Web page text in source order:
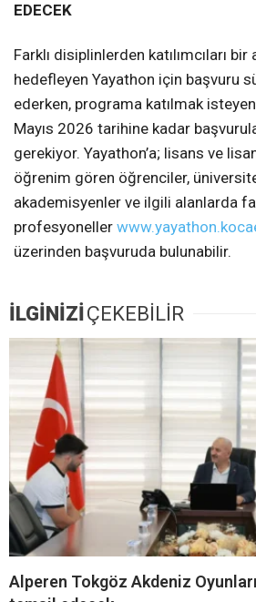
EDECEK
Farklı disiplinlerden katılımcıları
hedefleyen Yayathon için başvuru
ederken, programa katılmak
Mayıs 2026 tarihine kadar
gerekiyor. Yayathon’a; lisans ve
öğrenim gören öğrenciler,
akademisyenler ve ilgili alanlarda
profesyoneller
üzerinden başvuruda bulunabilir.
İLGİNİZİÇEKEBİLİR
Alperen Tokgöz Akdeniz